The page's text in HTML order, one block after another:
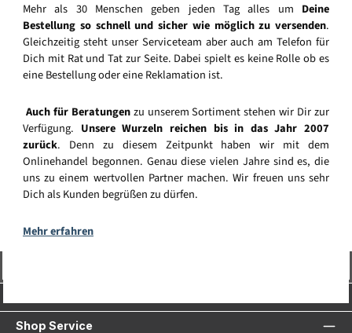
Mehr als 30 Menschen geben jeden Tag alles um Deine
Bestellung so schnell und sicher wie möglich zu versenden.
Gleichzeitig steht unser Serviceteam aber auch am Telefon für
Dich mit Rat und Tat zur Seite. Dabei spielt es keine Rolle ob es
eine Bestellung oder eine Reklamation ist.
Auch für Beratungenzu unserem Sortiment stehen wir Dir zur
Verfügung. Unsere Wurzeln reichen bis in das Jahr 2007
zurück. Denn zu diesem Zeitpunkt haben wir mit dem
Onlinehandel begonnen. Genau diese vielen Jahre sind es, die
uns zu einem wertvollen Partner machen. Wir freuen uns sehr
Dich als Kunden begrüßen zu dürfen.
Mehr erfahren
Shop Service